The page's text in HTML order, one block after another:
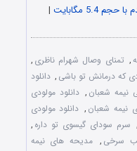
5.4 مگابایت |
, تمنای وصال شهرام ناظری ,
که درمانش تو باشی , دانلود
نیمه شعبان , دانلود مولودی
نیمه شعبان , دانلود مولودی
, سرم سودای گیسوی تو داره ,
سرخی , مدیحه های نیمه